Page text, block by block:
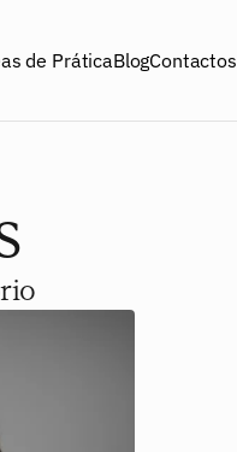
de PráticaBlogContactos